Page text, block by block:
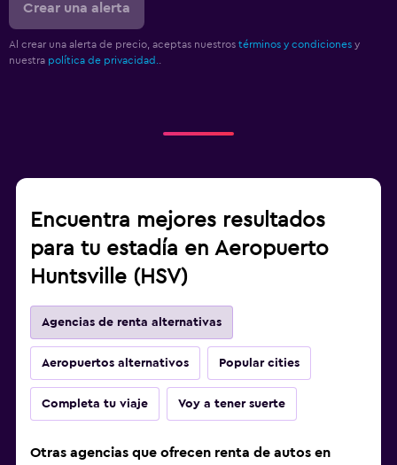
Crear una alerta
Al crear una alerta de precio, aceptas nuestros términos y condiciones y
nuestra política de privacidad..
Encuentra mejores resultados
para tu estadía en Aeropuerto
Huntsville (HSV)
Agencias de renta alternativas
Aeropuertos alternativos Popular cities
Completa tu viaje Voy a tener suerte
Otras agencias que ofrecen renta de autos en